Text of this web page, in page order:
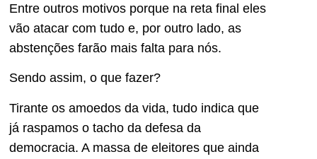
Entre outros motivos porque na reta final eles
vão atacar com tudo e, por outro lado, as
abstenções farão mais falta para nós.
Sendo assim, o que fazer?
Tirante os amoedos da vida, tudo indica que
já raspamos o tacho da defesa da
democracia. A massa de eleitores que ainda